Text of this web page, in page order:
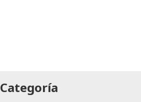
Categoría